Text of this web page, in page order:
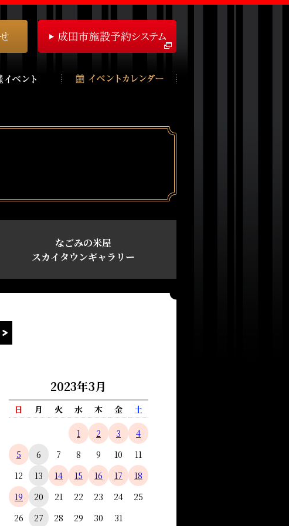
なごみの米屋
スカイタウンギャラリー
2023年3月
日 月 火 水 木 金 土
1 2 3
4
5
6 7 8 9 10
11
12
13 14 15 16 17
18
19
20 21 22 23 24
25
26
27 28 29 30 31